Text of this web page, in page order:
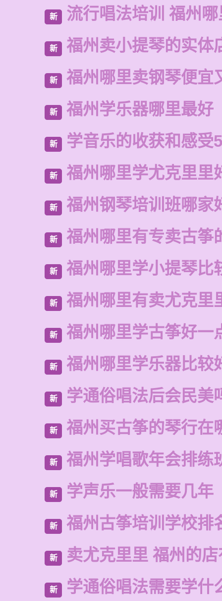
新 流行唱法培训 福州
新 福州卖小提琴的实体
新 福州哪里卖钢琴便宜
新 福州学乐器哪里最好
新 学音乐的收获和感受
新 福州哪里学尤克里里
新 福州钢琴培训班哪家
新 福州哪里有专卖古筝
新 福州哪里学小提琴比
新 福州哪里有卖尤克里
新 福州哪里学古筝好一
新 福州哪里学乐器比较
新 学通俗唱法后会民美
新 福州买古筝的琴行在
新 福州学唱歌年会排练
新 学声乐一般需要几年
新 福州古筝培训学校排
新 卖尤克里里 福州的
新 学通俗唱法需要学什